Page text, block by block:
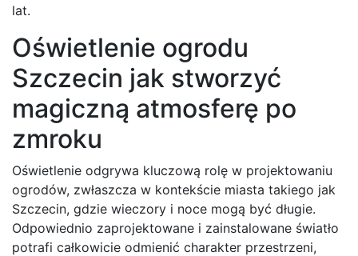
lat.
Oświetlenie ogrodu
Szczecin jak stworzyć
magiczną atmosferę po
zmroku
Oświetlenie odgrywa kluczową rolę w projektowaniu
ogrodów, zwłaszcza w kontekście miasta takiego jak
Szczecin, gdzie wieczory i noce mogą być długie.
Odpowiednio zaprojektowane i zainstalowane światło
potrafi całkowicie odmienić charakter przestrzeni,